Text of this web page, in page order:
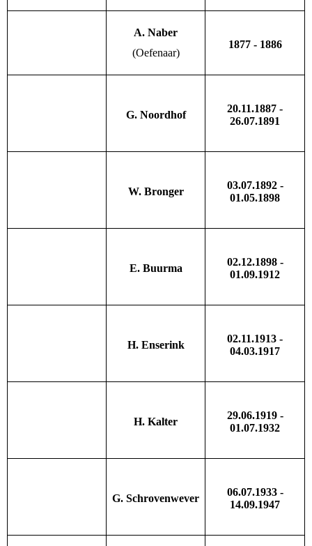
A. Naber
(Oefenaar)
1877 - 1886
G. Noordhof
20.11.1887 -
26.07.1891
W. Bronger
03.07.1892 -
01.05.1898
E. Buurma
02.12.1898 -
01.09.1912
H. Enserink
02.11.1913 -
04.03.1917
H. Kalter
29.06.1919 -
01.07.1932
G. Schrovenwever
06.07.1933 -
14.09.1947